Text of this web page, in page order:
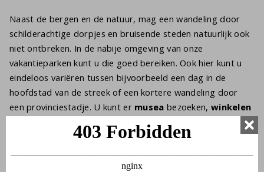
Naast de bergen en de natuur, mag een wandeling door
schilderachtige dorpjes en bruisende steden natuurlijk ook
niet ontbreken. In de nabije omgeving van onze
vakantieparken kunt u die goed bereiken. Ook hier kunt u
eindeloos variëren tussen bijvoorbeeld een dag in de
hoofdstad van de streek of een kortere wandeling door
een provinciestadje. U kunt er musea bezoeken, winkelen
bij een sfeervolle bistro en
bij een Bourgondisch restaurant.
imposante eeuwenoude straten, maken de beleving voor